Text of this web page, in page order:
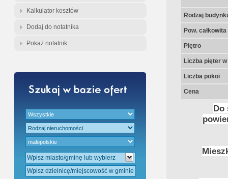
Kalkulator kosztów
Dodaj do notatnika
Pokaż notatnik
Rodzaj
Pow.
Piętro
Liczba pięter
Liczba pokoi
Cena
Do